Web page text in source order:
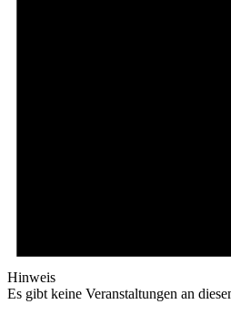
Hinweis
Es gibt keine Veranstaltungen an